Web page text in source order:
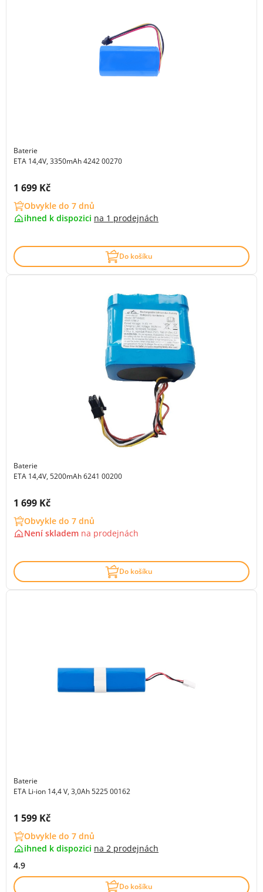
Baterie
ETA 14,4V, 3350mAh 4242 00270
Cena s DPH:
1 699 Kč
Obvykle do 7 dnů
ihned k dispozici na 1 prodejnách
Do košíku
Baterie
ETA 14,4V, 5200mAh 6241 00200
Cena s DPH:
1 699 Kč
Obvykle do 7 dnů
Není skladem na prodejnách
Do košíku
Baterie
ETA Li-ion 14,4 V, 3,0Ah 5225 00162
Cena s DPH:
1 599 Kč
Obvykle do 7 dnů
ihned k dispozici na 2 prodejnách
4.9
Do košíku